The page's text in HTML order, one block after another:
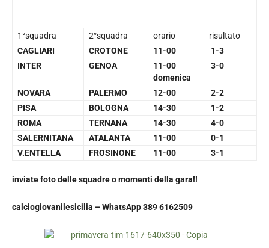
1°squadra 2°squadra orario
risultato
CAGLIARI
CROTONE 11-00
1-3
INTER
GENOA
11-00
domenica
3-0
NOVARA PALERMO 12-00
2-2
PISA
BOLOGNA 14-30
1-2
ROMA
TERNANA 14-30
4-0
SALERNITANA
ATALANTA 11-00
0-1
V.ENTELLA
FROSINONE 11-00 3-1
inviate foto delle squadre o momenti della gara!!
calciogiovanilesicilia –WhatsApp 389 6162509